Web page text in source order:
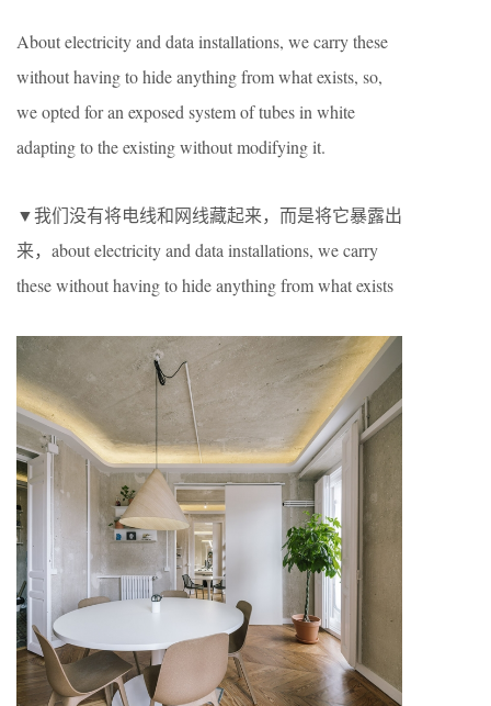
About electricity and data installations, we carry these
without having to hide anything from what exists, so,
we opted for an exposed system of tubes in white
adapting to the existing without modifying it.
▼我们没有将电线和网线藏起来，而是将它暴露出
来，about electricity and data installations, we carry
these without having to hide anything from what exists